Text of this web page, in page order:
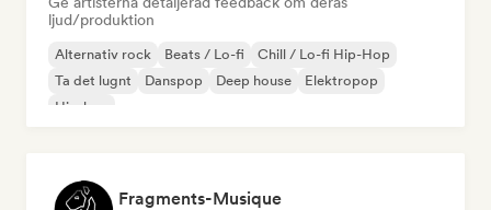
ljud/produktion
Alternativ rock Beats / Lo-fi
Chill / Lo-fi Hip-Hop
Ta det lugnt
Danspop Deep house
Elektropop
Hip-hop
Fragments-Musique